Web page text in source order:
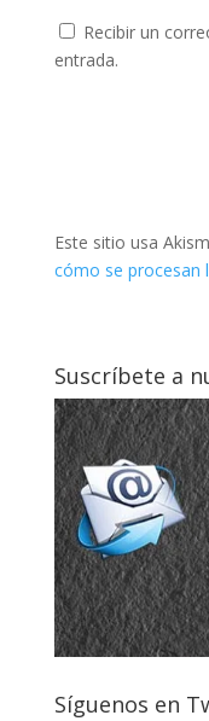
Recibir un
entrada.
Este sitio usa
cómo se procesan
Suscríbete a
Síguenos en